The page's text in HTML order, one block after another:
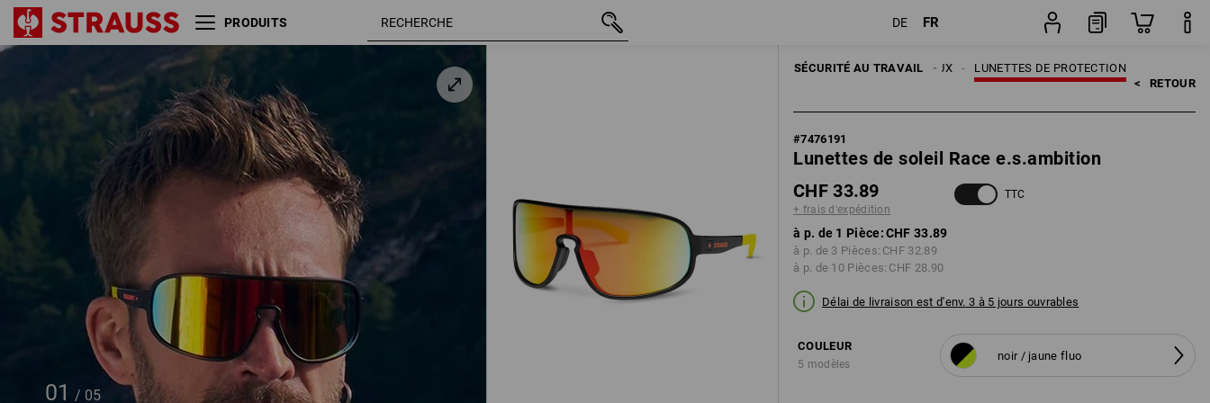
PRODUITS DE FR
01 / 05
SÉCURITÉ AU TRAVAIL LUNETTES DE PROTECTION
PROTECTION DES YEUX
< RETOUR
#7476191
Lunettes de soleil Race e.s.ambition
CHF 33.89
+ frais d'expédition
TTC
à p. de 1 Pièce:CHF 33.89
à p. de 3 Pièces: CHF 32.89
à p. de 10 Pièces: CHF 28.90
Délai de livraison est d'env. 3 à 5 jours ouvrables
COULEUR
5 modèles
noir / jaune fluo
Lunettes de soleil Race
e.s.ambition
noir / jaune fluo CHF 33.89